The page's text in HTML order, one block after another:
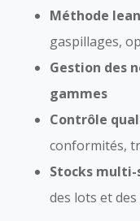
Méthode
gaspillages,
Gestion des
gammes
Contrôle
conformités,
Stocks
des lots et